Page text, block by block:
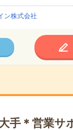
ン株式会社
手＊営業